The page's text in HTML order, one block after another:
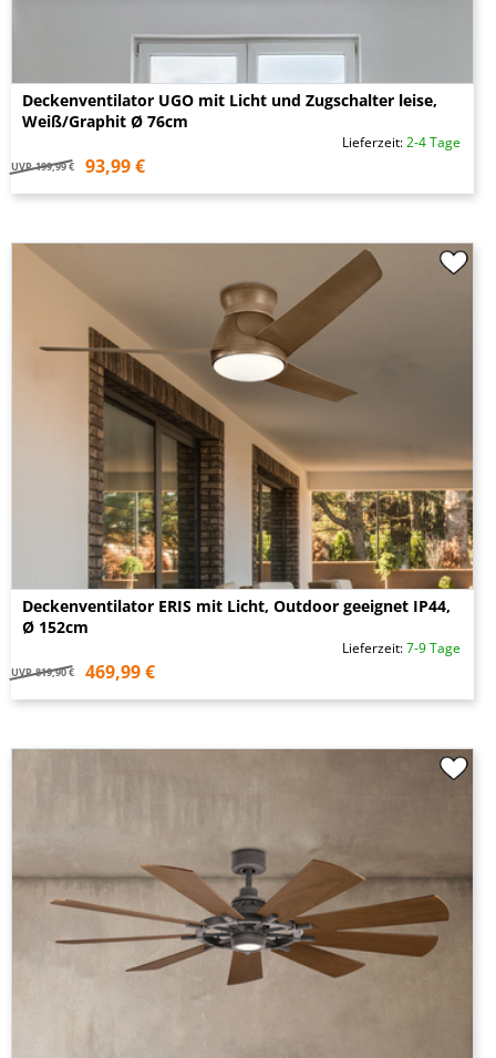
Deckenventilator UGO mit Licht und Zugschalter leise,
Weiß/Graphit Ø 76cm
Lieferzeit:2-4 Tage
UVP 199,99 € 93,99 €
Deckenventilator ERIS mit Licht, Outdoor geeignet IP44,
Ø 152cm
Lieferzeit:7-9 Tage
UVP 819,90 € 469,99 €